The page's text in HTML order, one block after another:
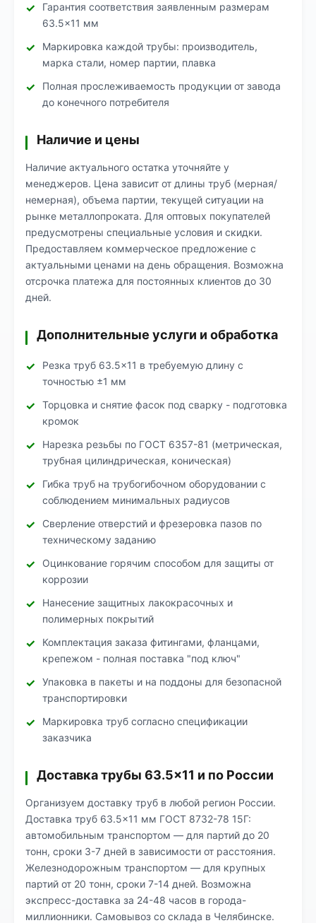
Гарантия соответствия заявленным размерам
63.5×11 мм
Маркировка каждой трубы: производитель,
марка стали, номер партии, плавка
Полная прослеживаемость продукции от завода
до конечного потребителя
Наличие и цены
Наличие актуального остатка уточняйте у
менеджеров. Цена зависит от длины труб (мерная/
немерная), объема партии, текущей ситуации на
рынке металлопроката. Для оптовых покупателей
предусмотрены специальные условия и скидки.
Предоставляем коммерческое предложение с
актуальными ценами на день обращения. Возможна
отсрочка платежа для постоянных клиентов до 30
дней.
Дополнительные услуги и обработка
Резка труб 63.5×11 в требуемую длину с
точностью ±1 мм
Торцовка и снятие фасок под сварку - подготовка
кромок
Нарезка резьбы по ГОСТ 6357-81 (метрическая,
трубная цилиндрическая, коническая)
Гибка труб на трубогибочном оборудовании с
соблюдением минимальных радиусов
Сверление отверстий и фрезеровка пазов по
техническому заданию
Оцинкование горячим способом для защиты от
коррозии
Нанесение защитных лакокрасочных и
полимерных покрытий
Комплектация заказа фитингами, фланцами,
крепежом - полная поставка "под ключ"
Упаковка в пакеты и на поддоны для безопасной
транспортировки
Маркировка труб согласно спецификации
заказчика
Доставка трубы 63.5×11 и по России
Организуем доставку труб в любой регион России.
Доставка труб 63.5×11 мм ГОСТ 8732-78 15Г:
автомобильным транспортом — для партий до 20
тонн, сроки 3-7 дней в зависимости от расстояния.
Железнодорожным транспортом — для крупных
партий от 20 тонн, сроки 7-14 дней. Возможна
экспресс-доставка за 24-48 часов в города-
миллионники. Самовывоз со склада в Челябинске.